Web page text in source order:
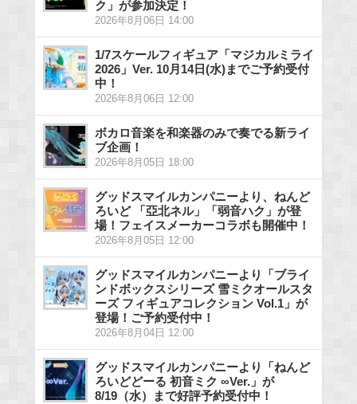
ク」が参加決定！
2026年8月06日 14:00
1/7スケールフィギュア「マジカルミライ
2026」Ver. 10月14日(水)までご予約受付
中！
2026年8月06日 12:00
ボカロ音楽を和楽器のみで奏でる新ライ
ブ企画！
2026年8月05日 18:00
グッドスマイルカンパニーより、ねんど
ろいど 「亞北ネル」「弱音ハク」が登
場！フェイスメーカーコラボも開催中！
2026年8月05日 12:00
グッドスマイルカンパニーより「ブライ
ンドボックスシリーズ 雪ミクオールスタ
ーズ フィギュアコレクション Vol.1」が
登場！ご予約受付中！
2026年8月04日 12:00
グッドスマイルカンパニーより「ねんど
ろいどどーる 初音ミク ∞Ver.」が
8/19（水）まで好評予約受付中！